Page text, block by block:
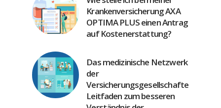
Krankenversicherung AXA
OPTIMA PLUS einen Antrag
auf Kostenerstattung?
Das medizinische Netzwerk
der
Versicherungsgesellschaften:
Leitfaden zum besseren